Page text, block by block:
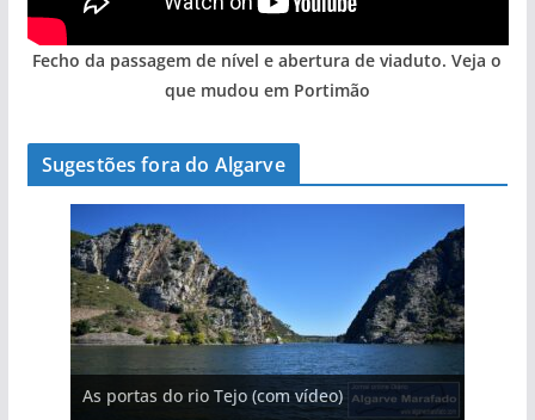
Fecho da passagem de nível e abertura de viaduto. Veja o
que mudou em Portimão
Sugestões fora do Algarve
As portas do rio Tejo (com vídeo)
A piscina natural com cascata
A aldeia mais portuguesa de Portugal (com
vídeo)